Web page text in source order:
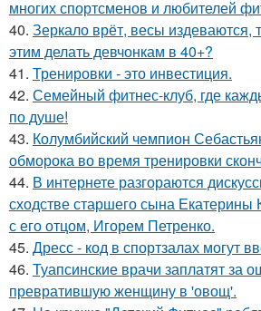
многих спортсменов и любителей
40. Зеркало врёт, весы издеваются,
этим делать девчонкам в 40+?
41. Тренировки - это инвестиция.
42. Семейный фитнес-клуб, где
по душе!
43. Колумбийский чемпион
обморока во время тренировки
44. В интернете разгораются
сходстве старшего сына
с его отцом, Игорем Петренко.
45. Дресс - код в спортзалах могут
46. Туапсинские врачи заплатят за
превратившую женщину в 'овощ'.